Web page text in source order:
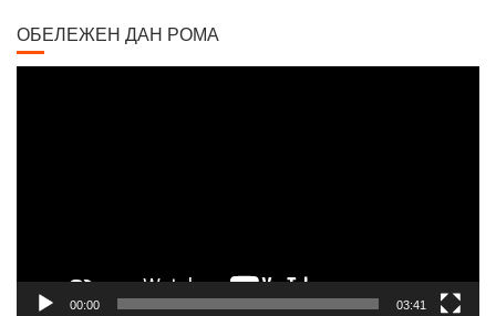
ОБЕЛЕЖЕН ДАН РОМА
00:00 03:41